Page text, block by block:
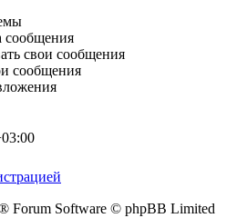
сообщения
свои сообщения
сообщения
Forum Software © phpBB Limited